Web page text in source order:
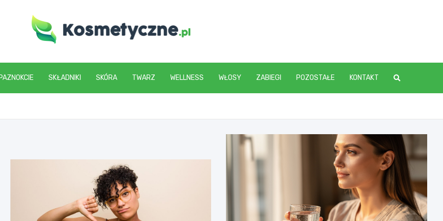
www.kosmetyczne.pl
PAZNOKCIE SKŁADNIKI SKÓRA TWARZ WELLNESS WŁOSY ZABIEGI POZOSTAŁE KONTAKT